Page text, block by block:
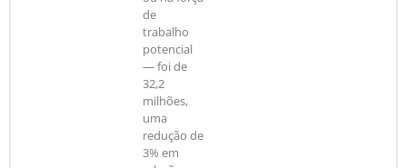
de
trabalho
potencial
— foi de
32,2
milhões,
uma
redução de
3% em